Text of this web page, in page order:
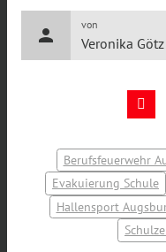
person
von
Veronika Götz
Berufsfeuerwehr
Evakuierung Schule
Hallensport